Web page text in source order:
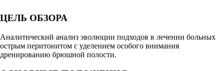
ЦЕЛЬ ОБЗОРА
Аналитический анализ эволюции подходов в лечении больных
острым перитонитом с уделением особого внимания
дренированию брюшной полости.